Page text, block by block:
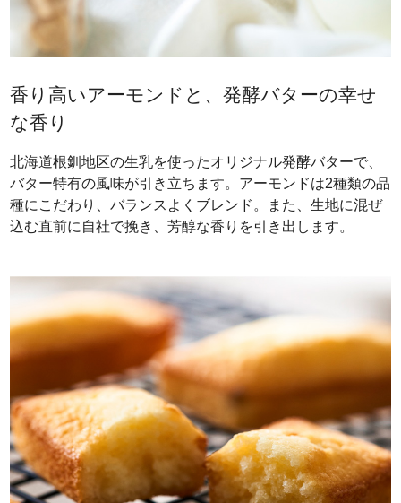
香り高いアーモンドと、発酵バターの幸せ
な香り
北海道根釧地区の生乳を使ったオリジナル発酵バターで、
バター特有の風味が引き立ちます。アーモンドは2種類の品
種にこだわり、バランスよくブレンド。また、生地に混ぜ
込む直前に自社で挽き、芳醇な香りを引き出します。